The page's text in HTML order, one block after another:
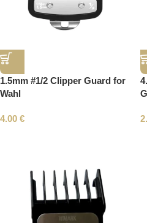
1.5mm #1/2 Clipper Guard for
Wahl
4.00 €